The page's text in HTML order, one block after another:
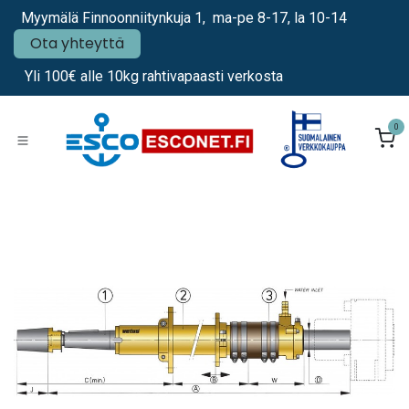
Siirry sisältöön
Myymälä Finnoonniitynkuja 1, ma-pe 8-17, la 10-14
Ota yhteyttä
Yli 100€ alle 10kg rahtivapaasti verkosta
0